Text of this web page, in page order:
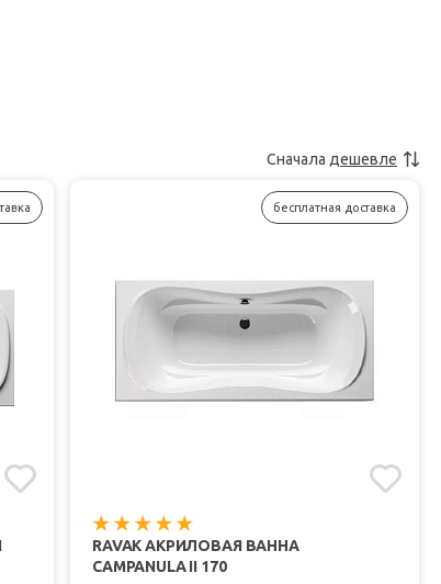
Сначала дешевле
бесплатная доставка
RAVAK АКРИЛОВАЯ ВАННА
CAMPANULA II 170